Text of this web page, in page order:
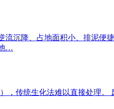
沉降、占地面积小、排泥便
…
传统生化法难以直接处理。